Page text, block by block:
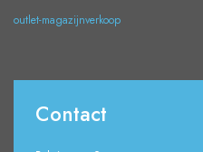
outlet-magazijnverkoop
Contact